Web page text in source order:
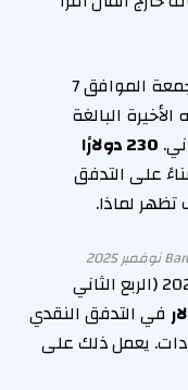
يوم الجمعة الموافق 7
البالغة
230 دولارًا
أو أعلى بنسبة 22%، بناءً على التدفق
لماذا.
بالنسبة للربع المنتهي في 27 يوليو 2025 (الربع الثاني
في التدفق النقدي
يعمل ذلك على